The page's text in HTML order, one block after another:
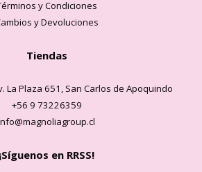
y Condiciones
y Devoluciones
Tiendas
La Plaza 651, San Carlos de Apoquindo
+56 9 73226359
¡Síguenos en RRSS!